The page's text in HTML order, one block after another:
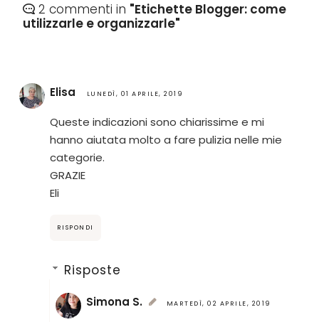
2 commenti in "Etichette Blogger: come
utilizzarle e organizzarle"
Elisa LUNEDÌ, 01 APRILE, 2019
Queste indicazioni sono chiarissime e mi
hanno aiutata molto a fare pulizia nelle mie
categorie.
GRAZIE
Eli
RISPONDI
Risposte
Simona S. MARTEDÌ, 02 APRILE, 2019